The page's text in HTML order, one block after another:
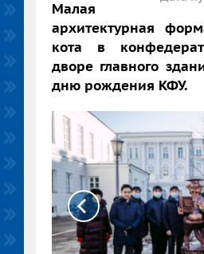
Малая
архитектурная
кота в
дворе главного
дню рождения КФУ.